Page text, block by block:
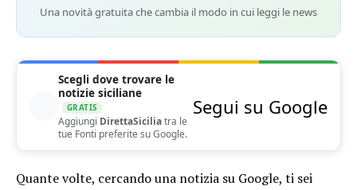
Una novità gratuita che cambia il modo in cui leggi le news
Scegli dove trovare le
notizie siciliane
GRATIS
Aggiungi DirettaSiciliatra le
tue Fonti preferite su Google.
Segui su Google
Quante volte, cercando una notizia su Google, ti sei